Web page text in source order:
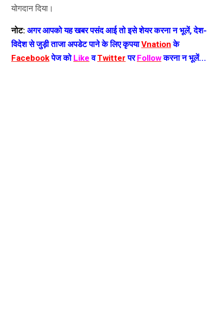
योगदान दिया।
नोट: अगर आपको यह खबर पसंद आई तो इसे शेयर करना न भूलें, देश-
विदेश से जुड़ी ताजा अपडेट पाने के लिए कृपयाVnation के
Facebookपेज को Like वTwitter परFollowकरना न भूलें...